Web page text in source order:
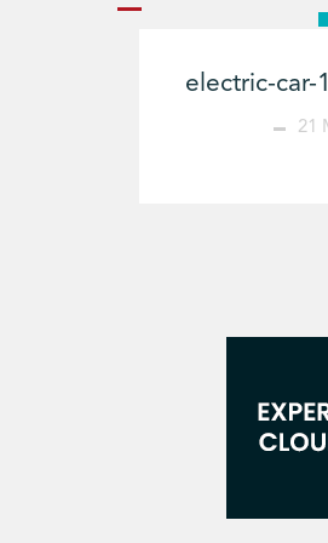
electric-car-
21